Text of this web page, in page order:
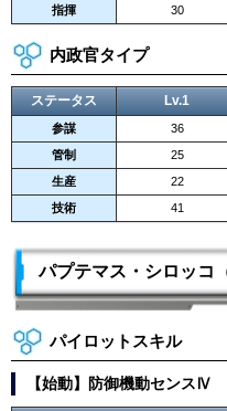
指揮
30
内政官タイプ
ステータス Lv.1
参謀 36
管制
25
生産
22
技術
41
パプテマス・シロッコ
パイロットスキル
【始動】防御機動センスⅣ